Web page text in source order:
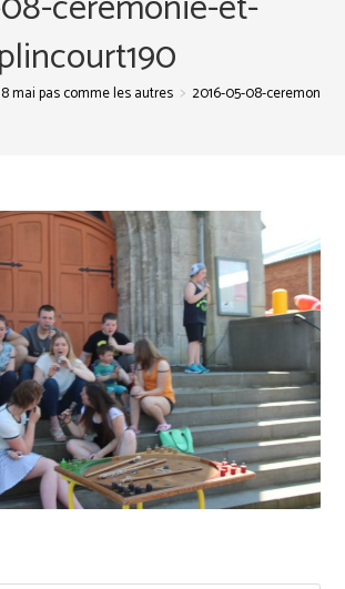
mai pas comme les autres > 2016-05-08-ceremonie-